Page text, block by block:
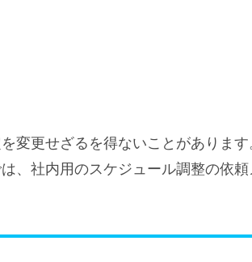
変更せざるを得ないことがありま
、社内用のスケジュール調整の依